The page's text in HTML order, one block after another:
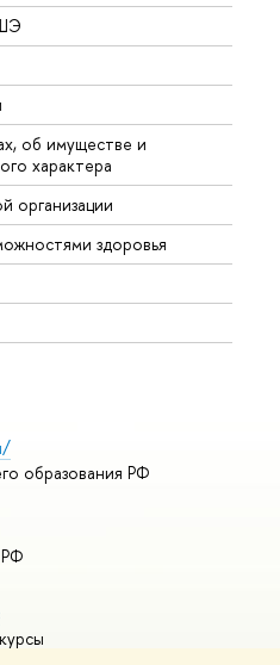
об имуществе и
характера
организации
здоровья
образования РФ